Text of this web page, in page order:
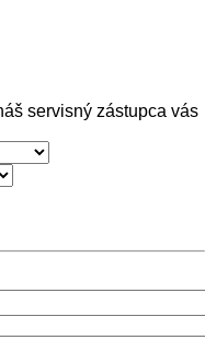
servisný zástupca vás